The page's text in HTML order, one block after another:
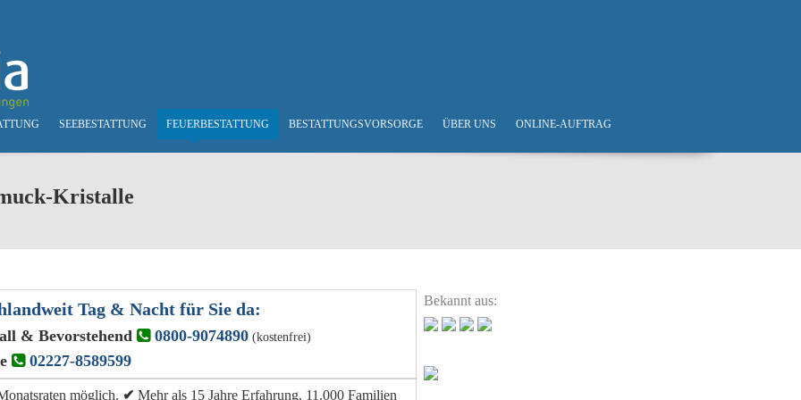
SEEBESTATTUNG FEUERBESTATTUNG BESTATTUNGSVORSORGE ÜBER UNS ONLINE-AUFTRAG
Kristalle
Tag & Nacht für Sie da:
& Bevorstehend 0800-9074890 (kostenfrei)
02227-8589599
möglich. ✔ Mehr als 15 Jahre Erfahrung. 11.000 Familien
Bekannt aus: